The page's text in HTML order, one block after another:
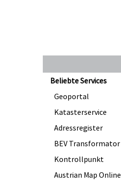
Beliebte Services
Geoportal
Katasterservice
Adressregister
BEV Transformator
Kontrollpunkt
Austrian Map Online